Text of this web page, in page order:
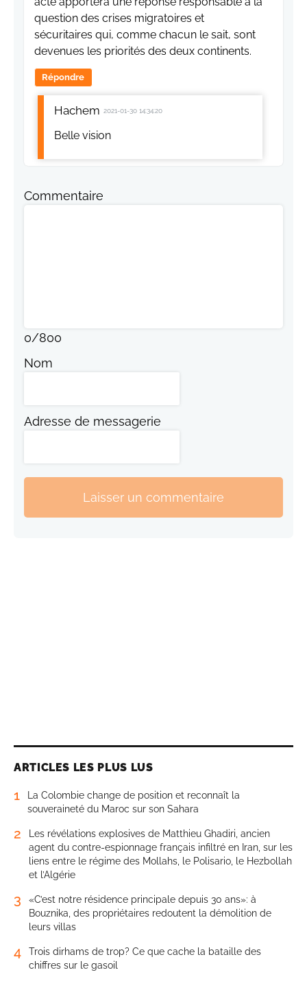
question des crises migratoires et
sécuritaires qui, comme chacun le sait, sont
devenues les priorités des deux continents.
Répondre
Hachem 2021-01-30 14:34:20
Belle vision
Commentaire
0/800
Nom
Adresse de messagerie
Laisser un commentaire
ARTICLES LES PLUS LUS
1
La Colombie change de position et reconnaît la
souveraineté du Maroc sur son Sahara
2
Les révélations explosives de Matthieu Ghadiri, ancien
agent du contre-espionnage français infiltré en Iran, sur les
liens entre le régime des Mollahs, le Polisario, le Hezbollah
et l’Algérie
3
«C’est notre résidence principale depuis 30 ans»: à
Bouznika, des propriétaires redoutent la démolition de
leurs villas
4
Trois dirhams de trop? Ce que cache la bataille des
chiffres sur le gasoil